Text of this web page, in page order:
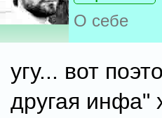
О себе
угу... вот
другая инфа"